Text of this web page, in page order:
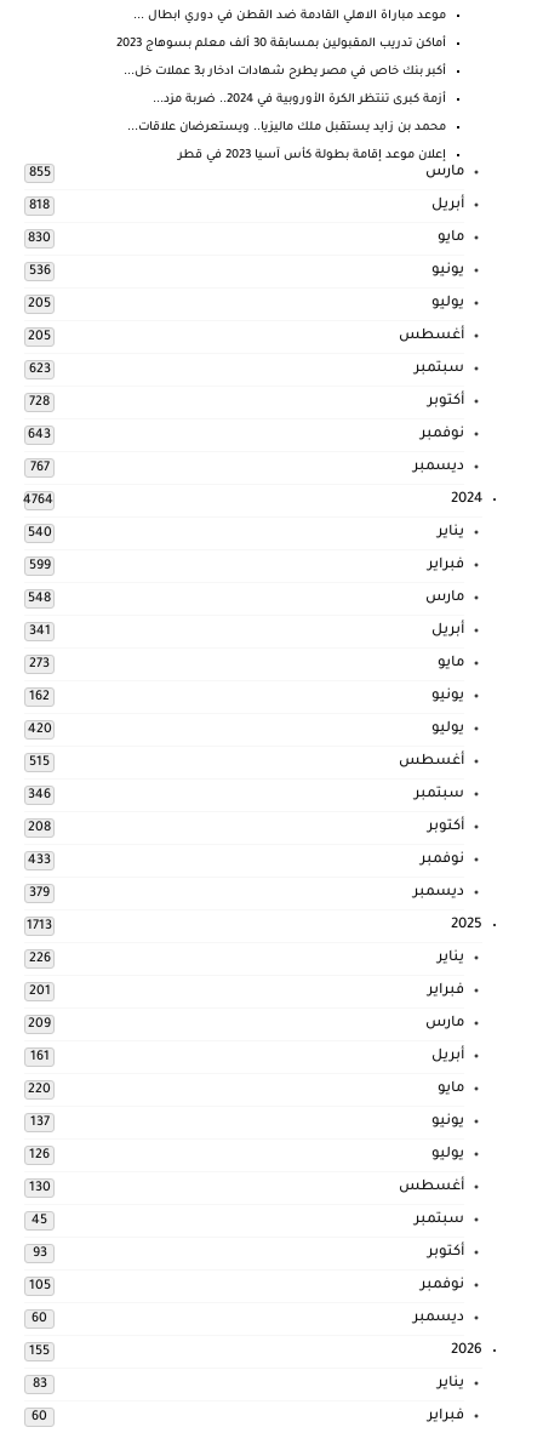
موعد مباراة الاهلي القادمة ضد القطن في دوري ابطال ...
أماكن تدريب المقبولين بمسابقة 30 ألف معلم بسوهاج 2023
أكبر بنك خاص في مصر يطرح شهادات ادخار بـ3 عملات خل...
أزمة كبرى تنتظر الكرة الأوروبية في 2024.. ضربة مزد...
محمد بن زايد يستقبل ملك ماليزيا.. ويستعرضان علاقات...
إعلان موعد إقامة بطولة كأس آسيا 2023 في قطر
مارس 855
أبريل 818
مايو 830
يونيو 536
يوليو 205
أغسطس 205
سبتمبر 623
أكتوبر 728
نوفمبر 643
ديسمبر 767
2024
4764
يناير 540
فبراير 599
مارس 548
أبريل 341
مايو 273
يونيو 162
يوليو 420
أغسطس 515
سبتمبر 346
أكتوبر 208
نوفمبر 433
ديسمبر 379
2025
1713
يناير 226
فبراير 201
مارس 209
أبريل 161
مايو 220
يونيو 137
يوليو 126
أغسطس 130
سبتمبر 45
أكتوبر 93
نوفمبر 105
ديسمبر 60
2026
155
يناير 83
فبراير 60